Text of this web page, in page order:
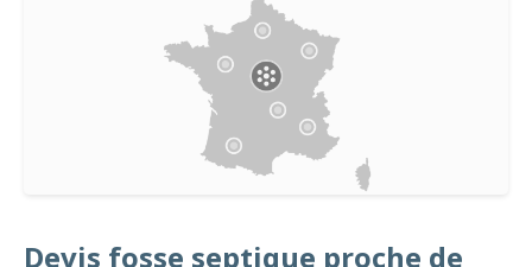
Devis fosse septique proche de